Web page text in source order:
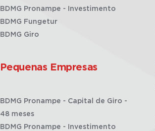
BDMG Pronampe - Investimento
BDMG Fungetur
BDMG Giro
Pequenas Empresas
BDMG Pronampe - Capital de Giro -
48 meses
BDMG Pronampe - Investimento